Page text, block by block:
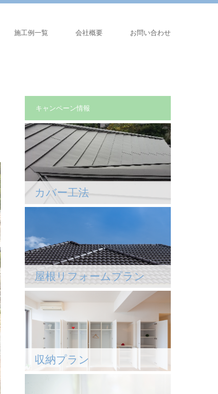
施工例一覧 会社概要 お問い合わせ
キャンペーン情報
カバー工法
屋根リフォームプラン
収納プラン